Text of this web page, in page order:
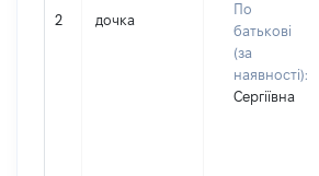
2 дочка
По
батькові
(за
наявності):
Сергіївна